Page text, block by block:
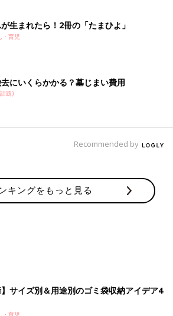
生まれたら！2冊の「たまひよ」
・育児
にいくらかかる？墓じまい費用
題)
Recommended by
キングをもっと見る
】サイズ別＆用途別のゴミ袋収納アイデア4